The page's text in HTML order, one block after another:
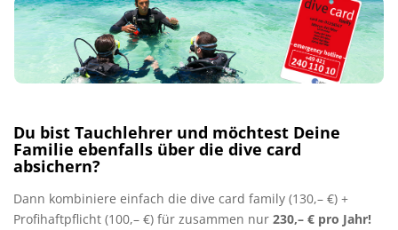
Du bist Tauchlehrer und möchtest Deine
Familie ebenfalls über die dive card
absichern?
Dann kombiniere einfach die dive card family (130,– €) +
Profihaftpflicht (100,– €) für zusammen nur 230,– € pro Jahr!